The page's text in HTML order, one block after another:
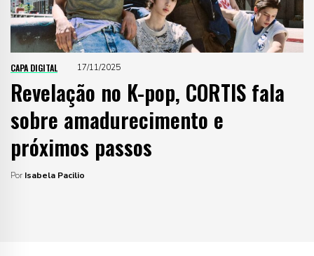
CAPA DIGITAL 17/11/2025
Revelação no K-pop, CORTIS fala
sobre amadurecimento e
próximos passos
Por Isabela Pacilio